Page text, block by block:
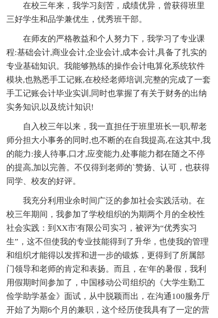
在校三年来，我学习刻苦，成绩优异，曾获得班里
三好学生和品学兼优生，优秀班干部。
在师友的严格教益和个人努力下，我学习了专业课
程:基础会计,商业会计,企业会计,成本会计,具备了扎实的
专业基础知识。我能够熟练的操作会计电算化系统软件
模块,也熟悉手工记账,在校经老师培训,完整的完成了一套
手工记账会计毕业实训,同时也掌握了有关于财务的出纳
实务知识,以及统计知识!
自入校三年以来，我一直担任于班里班长一职,帮老
师分担大小事务的同时,也不断的在自我提高,在这其中,我
的能力:接人待事,口才,应变能力,处事能力都在随之不停
的提高,加以完善。不仅得到老师的`赞扬、认可，也获得
同学、校友的好评。
我充分利用业余时间广泛的参加社会实践活动。在
校三年期间，我参加了学校组织的为期两个月的全校性
社会实践：到XX市'有限公司实习，被评为“优秀实习
生”，这不但使我的专业技能得到了升华，也使我的管理
和组织才能得以发挥和进一步的锻炼，更得到了所属部
门领导和老师的肯定和表扬。而且，在'年的暑假，我利
用假期时间参加了，中国移动公司组织的《大学生勤工
俭学助学基金》面试，从中脱颖而出，在沟通100服务厅
开始了为期6个月的兼职，这个经历使我具有了一定的营